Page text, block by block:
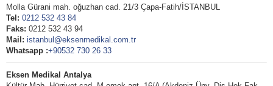
Molla Gürani mah. oğuzhan cad. 21/3 Çapa-Fatih/İSTANBUL
Tel: 0212 532 43 84
Faks: 0212 532 43 94
Mail: istanbul@eksenmedikal.com.tr
Whatsapp :+90532 730 26 33
Eksen Medikal Antalya